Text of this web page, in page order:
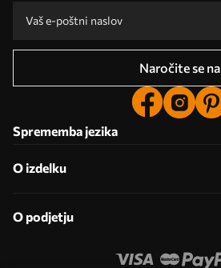
Naročite se na
Sprememba jezika
O izdelku
O podjetju